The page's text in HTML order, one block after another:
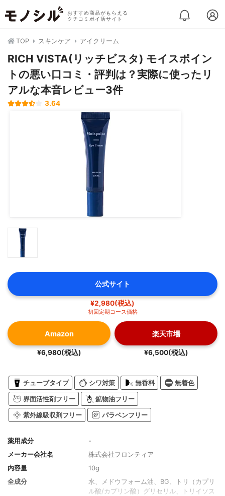
おすすめ商品がもらえる
クチコミポイ活サイト
TOP スキンケア アイクリーム
RICH VISTA(リッチビスタ) モイスポイン
トの悪い口コミ・評判は？実際に使ったリ
アルな本音レビュー3件
3.64
公式サイト
¥2,980(税込)
初回定期コース価格
Amazon
¥6,980(税込)
楽天市場
¥6,500(税込)
チューブタイプ シワ対策 無香料 無着色
界面活性剤フリー 鉱物油フリー
紫外線吸収剤フリー パラベンフリー
薬用成分
-
メーカー会社名
株式会社フロンティア
内容量
10g
全成分
水、メドウフォーム油、BG、トリ（カプリ
ル酸/カプリン酸）グリセリル、トリイソス